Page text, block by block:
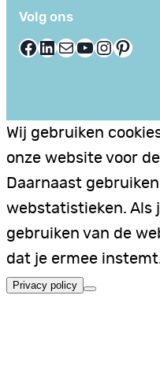
Volg ons
Facebook LinkedIn E-mail YouTube InstagramPinterest
Wij gebruiken
onze website voor
Daarnaast
webstatistieken. Als
gebruiken van de
dat je ermee
Privacy policy